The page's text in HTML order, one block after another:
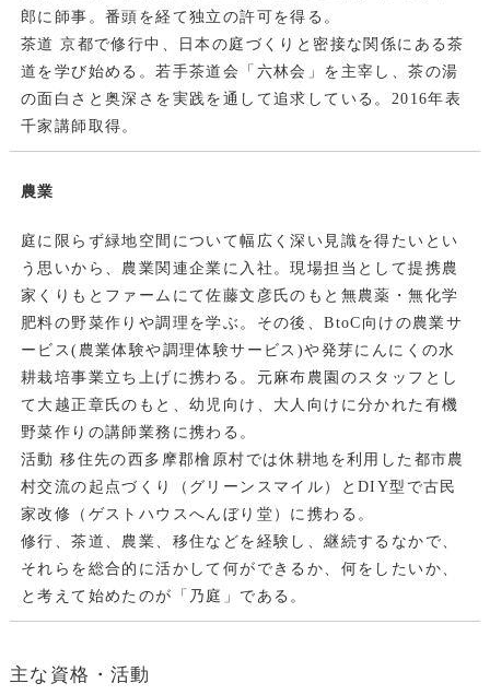
郎に師事。番頭を経て独立の許可を得る。
茶道 京都で修行中、日本の庭づくりと密接な関係にある茶
道を学び始める。若手茶道会「六林会」を主宰し、茶の湯
の面白さと奥深さを実践を通して追求している。2016年表
千家講師取得。
農業
庭に限らず緑地空間について幅広く深い見識を得たいとい
う思いから、農業関連企業に入社。現場担当として提携農
家くりもとファームにて佐藤文彦氏のもと無農薬・無化学
肥料の野菜作りや調理を学ぶ。その後、BtoC向けの農業サ
ービス(農業体験や調理体験サービス)や発芽にんにくの水
耕栽培事業立ち上げに携わる。元麻布農園のスタッフとし
て大越正章氏のもと、幼児向け、大人向けに分かれた有機
野菜作りの講師業務に携わる。
活動 移住先の西多摩郡檜原村では休耕地を利用した都市農
村交流の起点づくり（グリーンスマイル）とDIY型で古民
家改修（ゲストハウスへんぼり堂）に携わる。
修行、茶道、農業、移住などを経験し、継続するなかで、
それらを総合的に活かして何ができるか、何をしたいか、
と考えて始めたのが「乃庭」である。
主な資格・活動